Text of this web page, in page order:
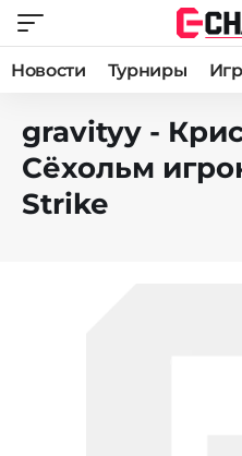
Новости Турниры
gravityy -
Сёхольм
Strike